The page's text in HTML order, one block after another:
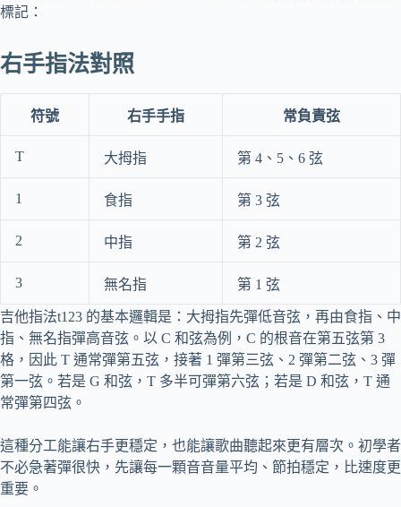
標記：
右手指法對照
符號 右手手指 常負責弦
T 大拇指 第 4、5、6 弦
1 食指 第 3 弦
2 中指 第 2 弦
3 無名指 第 1 弦
吉他指法t123 的基本邏輯是：大拇指先彈低音弦，再由食指、中
指、無名指彈高音弦。以 C 和弦為例，C 的根音在第五弦第 3
格，因此 T 通常彈第五弦，接著 1 彈第三弦、2 彈第二弦、3 彈
第一弦。若是 G 和弦，T 多半可彈第六弦；若是 D 和弦，T 通
常彈第四弦。
這種分工能讓右手更穩定，也能讓歌曲聽起來更有層次。初學者
不必急著彈很快，先讓每一顆音音量平均、節拍穩定，比速度更
重要。